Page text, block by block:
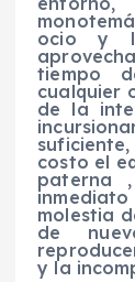
ocio y
tiempo
cualquier
de la
costo el
paterna
molestia
de
y la